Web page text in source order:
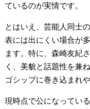
ているのが実情です。
とはいえ、芸能人同士
表には出にくい場合が
ます。特に、森崎友紀
く、美貌と話題性を兼
ゴシップに巻き込まれ
現時点で公になってい